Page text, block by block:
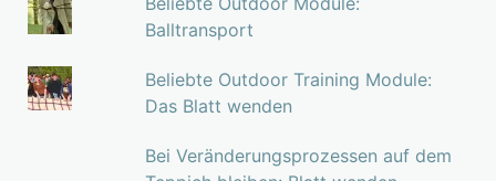
Balltransport
Beliebte Outdoor Training Module:
Das Blatt wenden
Bei Veränderungsprozessen auf dem